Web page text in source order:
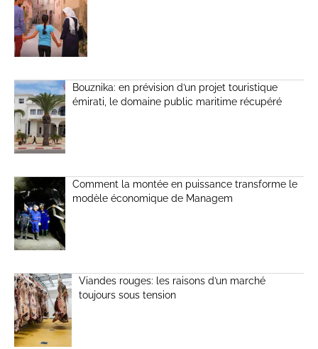
Bouznika: en prévision d’un projet touristique
émirati, le domaine public maritime récupéré
Comment la montée en puissance transforme le
modèle économique de Managem
Viandes rouges: les raisons d’un marché
toujours sous tension